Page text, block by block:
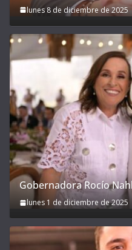
lunes 8 de diciembre de 2025
Gobernadora Rocío
lunes 1 de diciembre de 2025